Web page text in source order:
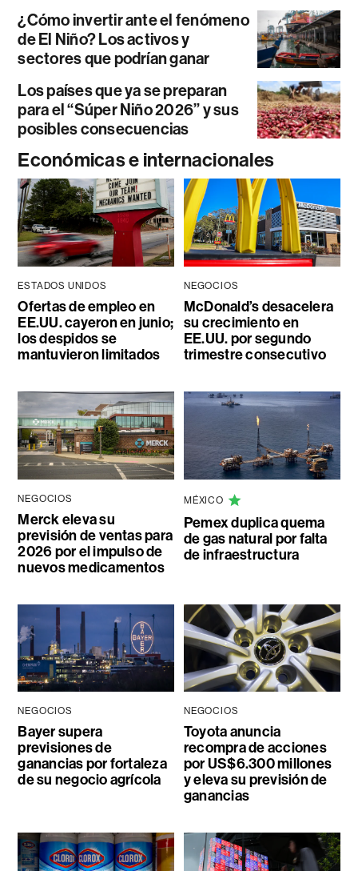
¿Cómo invertir ante el fenómeno
de El Niño? Los activos y
sectores que podrían ganar
Los países que ya se preparan
para el “Súper Niño 2026” y sus
posibles consecuencias
Económicas e internacionales
ESTADOS UNIDOS
Ofertas de empleo en
EE.UU. cayeron en junio;
los despidos se
mantuvieron limitados
NEGOCIOS
McDonald’s desacelera
su crecimiento en
EE.UU. por segundo
trimestre consecutivo
NEGOCIOS
Merck eleva su
previsión de ventas para
2026 por el impulso de
nuevos medicamentos
MÉXICO
Pemex duplica quema
de gas natural por falta
de infraestructura
NEGOCIOS
Bayer supera
previsiones de
ganancias por fortaleza
de su negocio agrícola
NEGOCIOS
Toyota anuncia
recompra de acciones
por US$6.300 millones
y eleva su previsión de
ganancias